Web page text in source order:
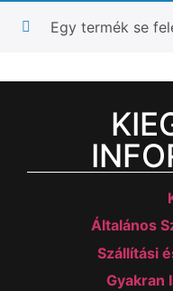
Egy termék se
Általános
Szállítási
Gyakran